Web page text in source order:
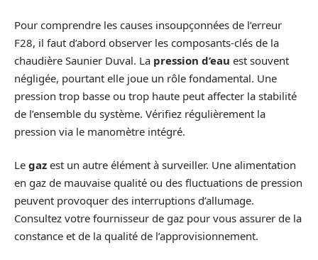
Pour comprendre les causes insoupçonnées de l’erreur
F28, il faut d’abord observer les composants-clés de la
chaudière Saunier Duval. La pression d’eau est souvent
négligée, pourtant elle joue un rôle fondamental. Une
pression trop basse ou trop haute peut affecter la stabilité
de l’ensemble du système. Vérifiez régulièrement la
pression via le manomètre intégré.
Le gaz est un autre élément à surveiller. Une alimentation
en gaz de mauvaise qualité ou des fluctuations de pression
peuvent provoquer des interruptions d’allumage.
Consultez votre fournisseur de gaz pour vous assurer de la
constance et de la qualité de l’approvisionnement.